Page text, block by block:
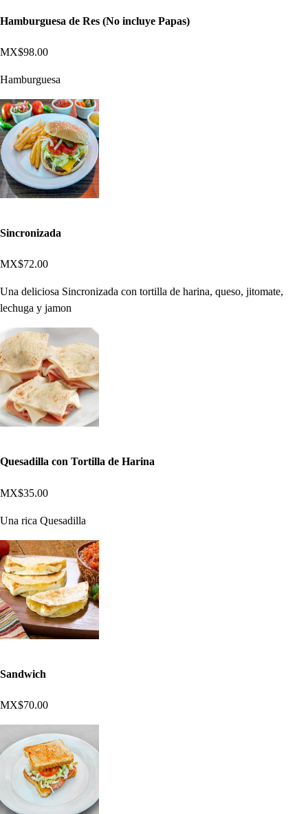
Hamburguesa de Res (No incluye Papas)
MX$98.00
Hamburguesa
Sincronizada
MX$72.00
Una deliciosa Sincronizada con tortilla de harina, queso, jitomate,
lechuga y jamon
Quesadilla con Tortilla de Harina
MX$35.00
Una rica Quesadilla
Sandwich
MX$70.00